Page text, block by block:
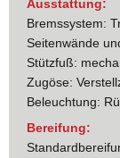
Ausstattung:
Bremssystem:
Seitenwände
Stützfuß:
Zugöse:
Beleuchtung:
Bereifung: